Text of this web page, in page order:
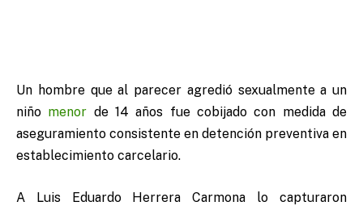
Un hombre que al parecer agredió sexualmente a un
niño menor de 14 años fue cobijado con medida de
aseguramiento consistente en detención preventiva en
establecimiento carcelario.
A Luis Eduardo Herrera Carmona lo capturaron